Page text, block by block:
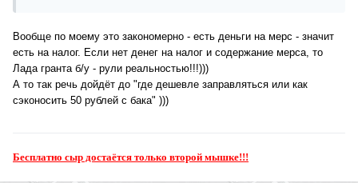
Вообще по моему это закономерно - есть деньги на мерс - значит
есть на налог. Если нет денег на налог и содержание мерса, то
Лада гранта б/у - рули реальностью!!!)))
А то так речь дойдёт до "где дешевле заправляться или как
сэконосить 50 рублей с бака" )))
Бесплатно сыр достаётся только второй мышке!!!